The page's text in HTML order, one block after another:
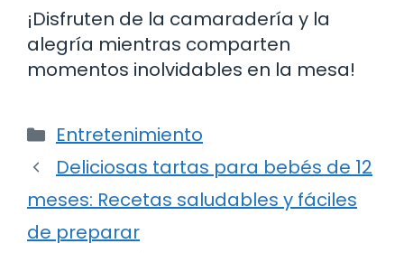
¡Disfruten de la camaradería y la
alegría mientras comparten
momentos inolvidables en la mesa!
Categorías
Entretenimiento
Deliciosas tartas para bebés de 12
meses: Recetas saludables y fáciles
de preparar